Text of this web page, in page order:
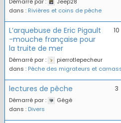
dans : Rivières et coins de pêche
L’arquebuse de Eric Pigault
-mouche française pour
la truite de mer
Démarré par :
pierrotlepecheur
dans : Pêche des migrateurs et
10
lectures de pêche
Démarré par :
Gégé
dans : Divers
3